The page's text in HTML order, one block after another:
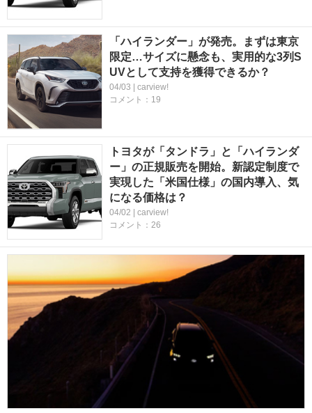
「ハイランダー」が発売。まずは東京
限定…サイズに懸念も、実用的な3列S
UVとして支持を獲得できるか？
04/03 | carview!
コメント：19
トヨタが「タンドラ」と「ハイランダ
ー」の正規販売を開始。新認定制度で
実現した「米国仕様」の国内導入、気
になる価格は？
04/02 | carview!
コメント：26